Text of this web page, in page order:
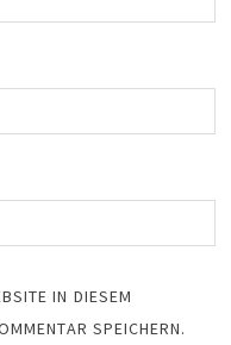
IN DIESEM
SPEICHERN.